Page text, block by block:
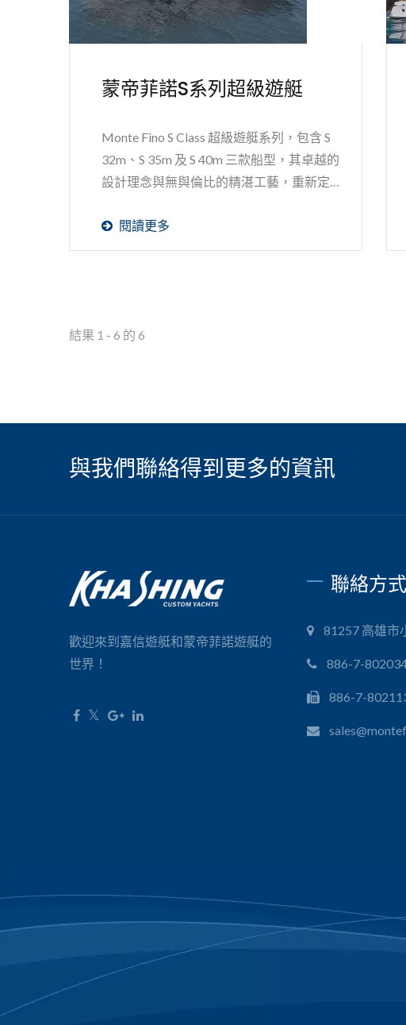
蒙帝菲諾S系列超級遊艇
Monte Fino S Class 超級遊艇系列，包含 S
32m、S 35m 及 S 40m 三款船型，其卓越的
設計理念與無與倫比的精湛工藝，重新定義
是嘉信遊艇與享譽全球的荷蘭...
閱讀更多
結果 1 - 6 的 6
與我們聯絡得到更多的資訊
歡迎來到嘉信遊艇和蒙帝菲諾遊艇的
世界！
聯絡方式
81257 高雄市
886-7-
886-7-